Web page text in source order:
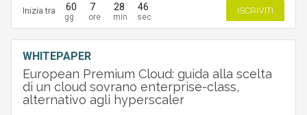
Inizia tra 60 7 28 45 ISCRIVITI
WHITEPAPER
European Premium Cloud: guida alla scelta
di un cloud sovrano enterprise-class,
alternativo agli hyperscaler